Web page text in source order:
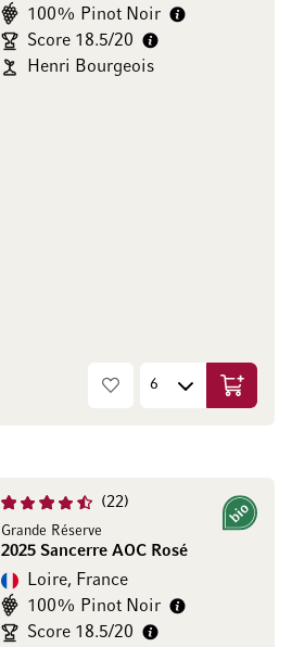
100% Pinot Noir
Score 18.5/20
Henri Bourgeois
Ajouter
22
Grande Réserve
2025 Sancerre AOC Rosé
Bio
Loire, France
100% Pinot Noir
Score 18.5/20